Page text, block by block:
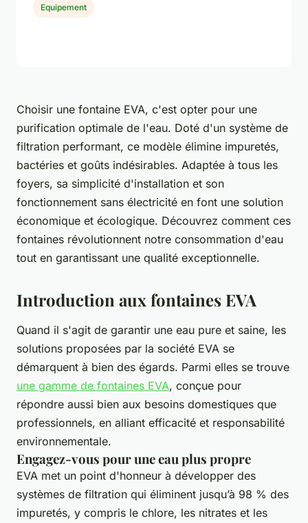
Choisir une fontaine EVA, c'est opter pour une
purification optimale de l'eau. Doté d'un système de
filtration performant, ce modèle élimine impuretés,
bactéries et goûts indésirables. Adaptée à tous les
foyers, sa simplicité d'installation et son
fonctionnement sans électricité en font une solution
économique et écologique. Découvrez comment ces
fontaines révolutionnent notre consommation d'eau
tout en garantissant une qualité exceptionnelle.
Introduction aux fontaines EVA
Quand il s'agit de garantir une eau pure et saine, les
solutions proposées par la société EVA se
démarquent à bien des égards. Parmi elles se trouve
une gamme de fontaines EVA, conçue pour
répondre aussi bien aux besoins domestiques que
professionnels, en alliant efficacité et responsabilité
environnementale.
Engagez-vous pour une eau plus propre
EVA met un point d'honneur à développer des
systèmes de filtration qui éliminent jusqu’à 98 % des
impuretés, y compris le chlore, les nitrates et les
Equipement